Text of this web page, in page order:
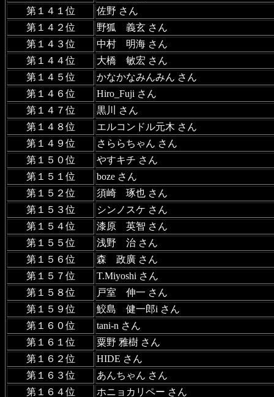
第１４１位
佐野 さん
第１４２位
野狐 義玄 さん
第１４３位
中村 明海 さん
第１４４位
大橋 敏宏 さん
第１４５位
かなかなみんみん さん
第１４６位
Hiro_Fuji さん
第１４７位
黒川 さん
第１４８位
エルコンドル元木 さん
第１４９位
さららちゃん さん
第１５０位
やすキチ さん
第１５１位
boze さん
第１５２位
須崎 琢也 さん
第１５３位
シンノスケ さん
第１５４位
漆原 英智 さん
第１５５位
浅野 治 さん
第１５６位
森 政廣 さん
第１５７位
T.Miyoshi さん
第１５８位
戸室 伸一 さん
第１５９位
鮫島 健一郎i さん
第１６０位
tani-n さん
第１６１位
粟野 雅樹 さん
第１６２位
HIDE さん
第１６３位
あんちゃん さん
第１６４位
ホニョカリペー さん